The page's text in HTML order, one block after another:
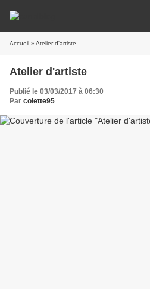
Accueil » Atelier d'artiste
Atelier d'artiste
Publié le 03/03/2017 à 06:30
Par colette95